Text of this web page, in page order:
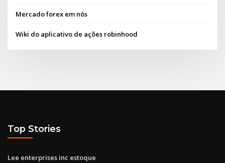
Mercado forex em nós
Wiki do aplicativo de ações robinhood
Top Stories
Lee enterprises inc estoque